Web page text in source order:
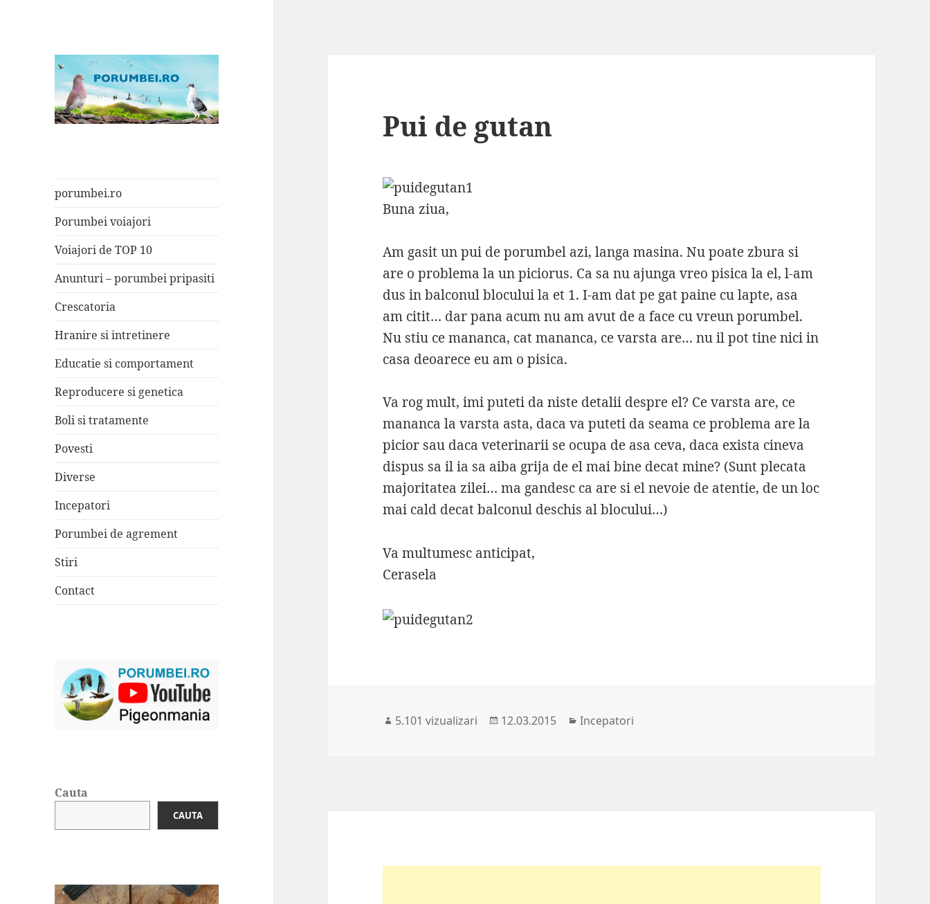
porumbei.ro
Porumbei voiajori
Voiajori de TOP 10
Anunturi – porumbei pripasiti
Crescatoria
Hranire si intretinere
Educatie si comportament
Reproducere si genetica
Boli si tratamente
Povesti
Diverse
Incepatori
Porumbei de agrement
Stiri
Contact
Cauta
CAUTA
Pui de gutan
Buna ziua,
Am gasit un pui de porumbel azi, langa masina. Nu poate zbura si
are o problema la un piciorus. Ca sa nu ajunga vreo pisica la el, l-am
dus in balconul blocului la et 1. I-am dat pe gat paine cu lapte, asa
am citit… dar pana acum nu am avut de a face cu vreun porumbel.
Nu stiu ce mananca, cat mananca, ce varsta are… nu il pot tine nici in
casa deoarece eu am o pisica.
Va rog mult, imi puteti da niste detalii despre el? Ce varsta are, ce
mananca la varsta asta, daca va puteti da seama ce problema are la
picior sau daca veterinarii se ocupa de asa ceva, daca exista cineva
dispus sa il ia sa aiba grija de el mai bine decat mine? (Sunt plecata
majoritatea zilei… ma gandesc ca are si el nevoie de atentie, de un loc
mai cald decat balconul deschis al blocului…)
Va multumesc anticipat,
Cerasela
5.101 vizualizari
Publicat
12.03.2015 Categorii
Incepatori